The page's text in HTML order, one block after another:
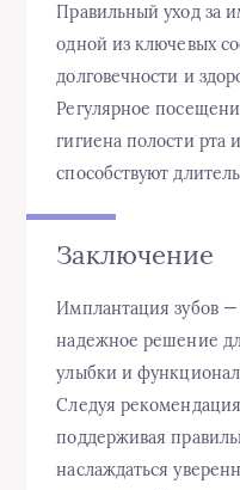
Правильный уход за
одной из ключевых
долговечности и
Регулярное
гигиена полости рта
способствуют
Заключение
Имплантация зубов
надежное решение
улыбки и
Следуя
поддерживая
наслаждаться